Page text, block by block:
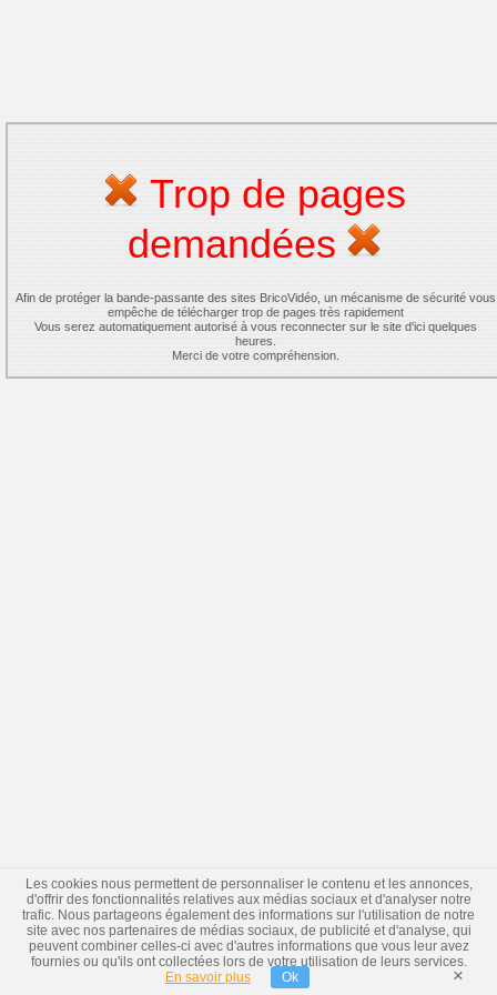
Trop de pages
demandées
Afin de protéger la bande-passante des sites BricoVidéo, un mécanisme de sécurité vous
empêche de télécharger trop de pages très rapidement
Vous serez automatiquement autorisé à vous reconnecter sur le site d'ici quelques
heures.
Merci de votre compréhension.
Les cookies nous permettent de personnaliser le contenu et les annonces,
d'offrir des fonctionnalités relatives aux médias sociaux et d'analyser notre
trafic. Nous partageons également des informations sur l'utilisation de notre
site avec nos partenaires de médias sociaux, de publicité et d'analyse, qui
peuvent combiner celles-ci avec d'autres informations que vous leur avez
fournies ou qu'ils ont collectées lors de votre utilisation de leurs services.
En savoir plus
Ok ×